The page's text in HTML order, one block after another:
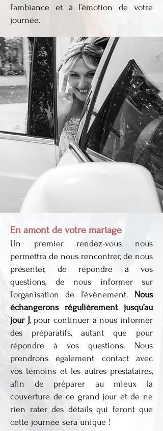
l’ambiance et à l’émotion de votre
journée.
En amont de votre mariage
Un premier rendez-vous nous
permettra de nous rencontrer, de nous
présenter, de répondre à vos
questions, de nous informer sur
l’organisation de l’évènement. Nous
échangerons régulièrement jusqu’au
jour J, pour continuer à nous informer
des préparatifs, autant que pour
répondre à vos questions. Nous
prendrons également contact avec
vos témoins et les autres prestataires,
afin de préparer au mieux la
couverture de ce grand jour et de ne
rien rater des détails qui feront que
cette journée sera unique !